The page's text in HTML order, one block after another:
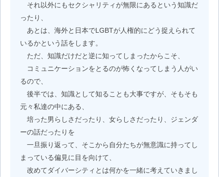
それ以外にもセクシャリティが無限にあるという知識だ
ったり、
あとは、海外と日本でLGBTが人権的にどう捉えられて
いるかという話をします。
ただ、知識だけだと逆に知ってしまったからこそ、
コミュニケーションをとるのが怖くなってしまう人がい
るので、
後半では、知識として知ることも大事ですが、そもそも
元々私達の中にある、
培った男らしさだったり、女らしさだったり、ジェンダ
ーの話だったりを
一旦振り返って、そこから自分たちが無意識に持ってし
まっている偏見に目を向けて、
改めてダイバーシティとは何かを一緒に考えていきまし